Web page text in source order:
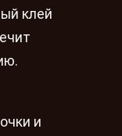
клей
и